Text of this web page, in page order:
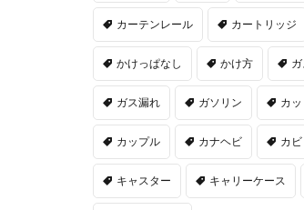
カーテンレール カートリッジ
かけっぱなし かけ方
ガス漏れ ガソリン カッ
カップル カナヘビ カビ
キャスター キャリーケース